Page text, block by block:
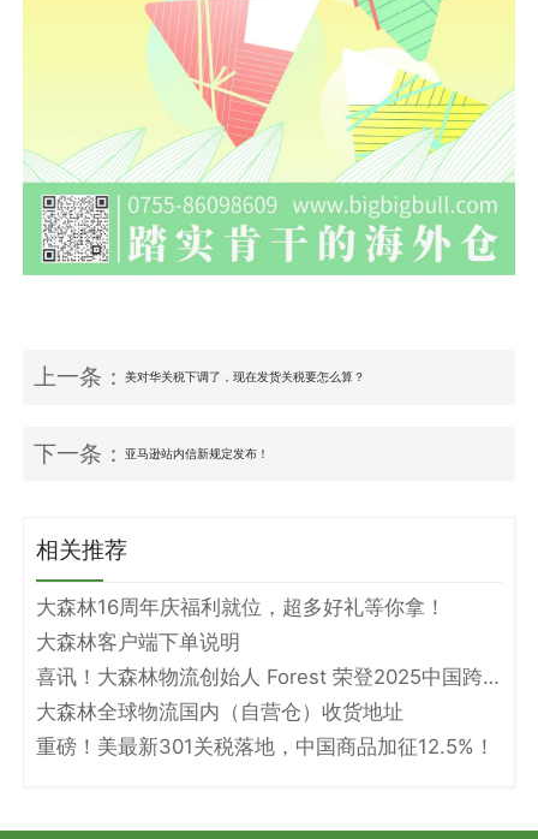
上一条：美对华关税下调了，现在发货关税要怎么算？
下一条：亚马逊站内信新规定发布！
相关推荐
大森林16周年庆福利就位，超多好礼等你拿！
大森林客户端下单说明
喜讯！大森林物流创始人 Forest 荣登2025中国跨境电商物流名人堂！
大森林全球物流国内（自营仓）收货地址
重磅！美最新301关税落地，中国商品加征12.5%！